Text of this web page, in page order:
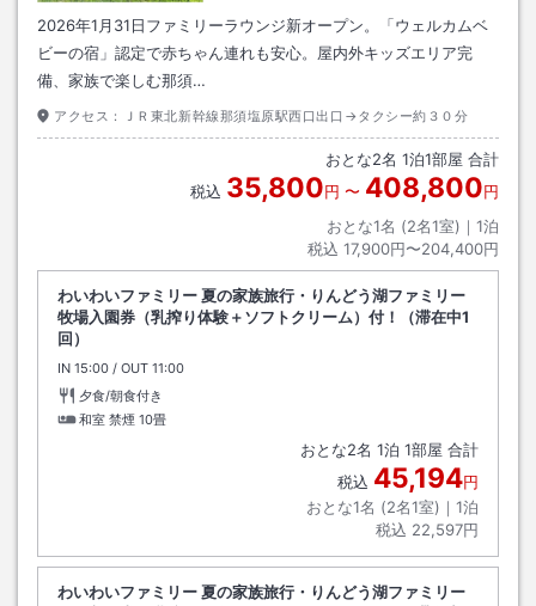
2026年1月31日ファミリーラウンジ新オープン。「ウェルカムベ
ビーの宿」認定で赤ちゃん連れも安心。屋内外キッズエリア完
備、家族で楽しむ那須…
アクセス： ＪＲ東北新幹線那須塩原駅西口出口→タクシー約３０分
おとな2名 1泊1部屋 合計
税込 35,800円 〜 408,800円
おとな1名 (2名1室)｜ 1泊
税込 17,900円〜204,400円
わいわいファミリー 夏の家族旅行・りんどう湖ファミリー
牧場入園券（乳搾り体験＋ソフトクリーム）付！（滞在中1
回）
IN チェックイン
15:00 / OUT チェックアウト
11:00
夕食/朝食付き
和室 禁煙 10畳
おとな2名 1泊 1部屋 合計
税込 45,194円
おとな1名 (2名1室)｜ 1泊
税込 22,597円
わいわいファミリー 夏の家族旅行・りんどう湖ファミリー